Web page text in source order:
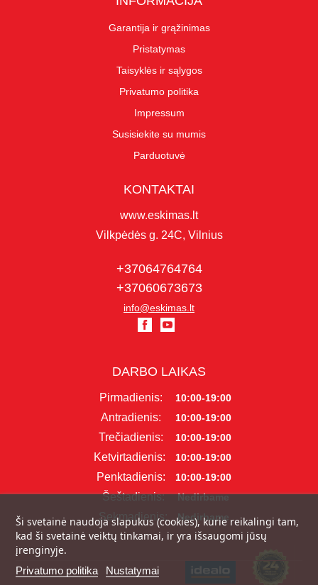
Garantija ir grąžinimas
Pristatymas
Taisyklės ir sąlygos
Privatumo politika
Impressum
Susisiekite su mumis
Parduotuvė
KONTAKTAI
www.eskimas.lt
Vilkpėdės g. 24C, Vilnius
+37064764764
+37060673673
info@eskimas.lt
DARBO LAIKAS
Pirmadienis: 10:00-19:00
Antradienis: 10:00-19:00
Trečiadienis: 10:00-19:00
Ketvirtadienis: 10:00-19:00
Penktadienis: 10:00-19:00
Šeštadienis: Nedirbame
Sekmadienis: Nedirbame
Ši svetainė naudoja slapukus (cookies), kurie reikalingi tam,
kad ši svetainė veiktų tinkamai, ir yra išsaugomi jūsų
įrenginyje.
Privatumo politika Nustatymai